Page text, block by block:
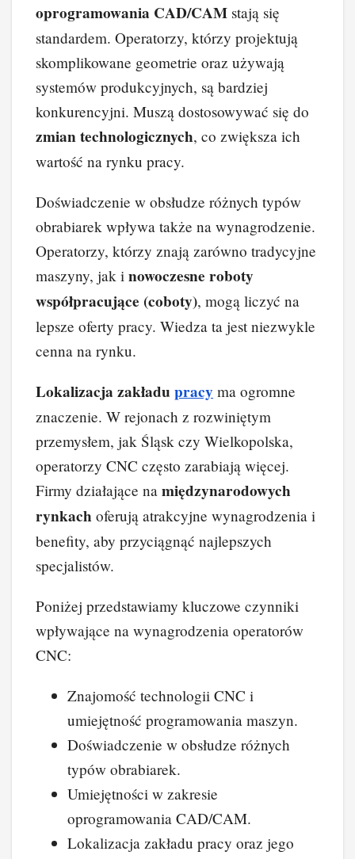
oprogramowania CAD/CAM stają się
standardem. Operatorzy, którzy projektują
skomplikowane geometrie oraz używają
systemów produkcyjnych, są bardziej
konkurencyjni. Muszą dostosowywać się do
zmian technologicznych, co zwiększa ich
wartość na rynku pracy.
Doświadczenie w obsłudze różnych typów
obrabiarek wpływa także na wynagrodzenie.
Operatorzy, którzy znają zarówno tradycyjne
maszyny, jak i nowoczesne roboty
współpracujące (coboty), mogą liczyć na
lepsze oferty pracy. Wiedza ta jest niezwykle
cenna na rynku.
Lokalizacja zakładupracy ma ogromne
znaczenie. W rejonach z rozwiniętym
przemysłem, jak Śląsk czy Wielkopolska,
operatorzy CNC często zarabiają więcej.
Firmy działające na międzynarodowych
rynkach oferują atrakcyjne wynagrodzenia i
benefity, aby przyciągnąć najlepszych
specjalistów.
Poniżej przedstawiamy kluczowe czynniki
wpływające na wynagrodzenia operatorów
CNC:
Znajomość technologii CNC i
umiejętność programowania maszyn.
Doświadczenie w obsłudze różnych
typów obrabiarek.
Umiejętności w zakresie
oprogramowania CAD/CAM.
Lokalizacja zakładu pracy oraz jego